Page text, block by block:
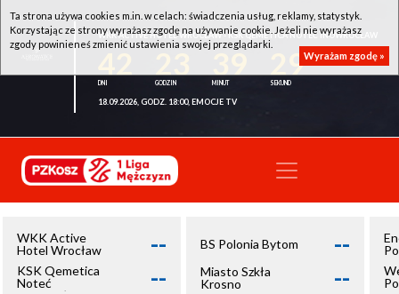
WKK ACTIVE HOTEL WROCŁAW - KSK QEMETICA NOTEĆ INOWROCŁAW
29
18.09.2026, GODZ. 18:00, EMOCJE TV
WKK Active
Hotel Wrocław
--
KSK Qemetica
Noteć
--
BS Polonia Bytom --
Miasto Szkła
Krosno
--
Ta strona używa cookies m.in. w celach: świadczenia usług, reklamy, statystyk.
Korzystając ze strony wyrażasz zgodę na używanie cookie. Jeżeli nie wyrażasz
zgody powinieneś zmienić ustawienia swojej przeglądarki.
Wyrażam zgodę »